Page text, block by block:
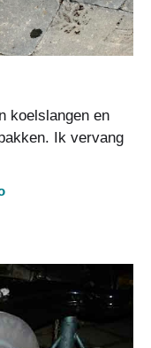
koelslangen en
Ik vervang